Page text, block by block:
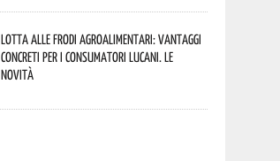
Lotta alle frodi agroalimentari: vantaggi
concreti per i consumatori lucani. Le
novità